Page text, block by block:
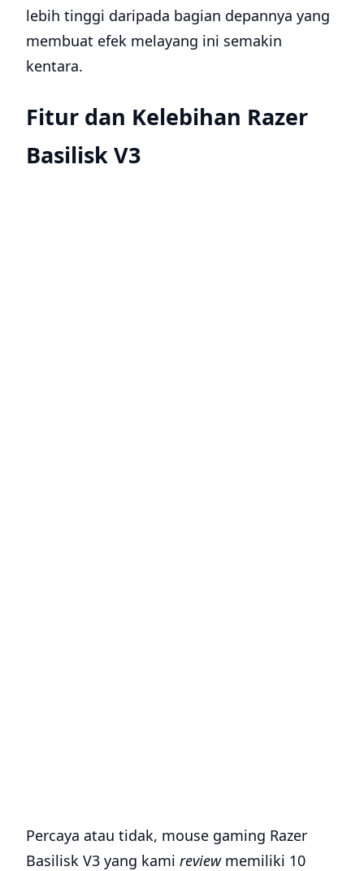
lebih tinggi daripada bagian depannya yang
membuat efek melayang ini semakin
kentara.
Fitur dan Kelebihan Razer
Basilisk V3
Percaya atau tidak, mouse gaming Razer
Basilisk V3 yang kami reviewmemiliki 10